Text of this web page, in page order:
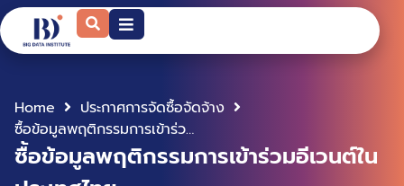
Home
ประกาศการจัดซื้อจัดจ้าง
ซื้อข้อมูลพฤติกรรมการเข้าร่วมอีเวนต์ในประเทศไทย
ซื้อข้อมูลพฤติกรรมการเข้าร่วมอีเวนต์ใน